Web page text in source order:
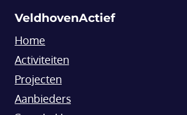
VeldhovenActief
Home
Activiteiten
Projecten
Aanbieders